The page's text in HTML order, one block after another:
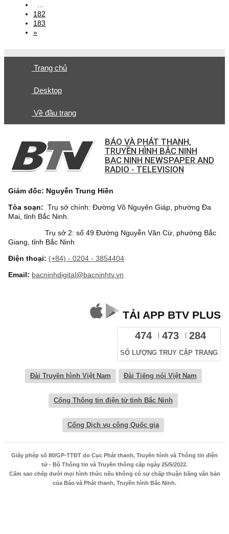
182
183
»
Trang chủ
Desktop
Về đầu trang
BÁO VÀ PHÁT THANH,
TRUYỀN HÌNH BẮC NINH
BAC NINH NEWSPAPER AND
RADIO - TELEVISION
Giám đốc: Nguyễn Trung Hiền
Tòa soạn: Trụ sở chính: Đường Võ Nguyên Giáp, phường Đa
Mai, tỉnh Bắc Ninh.
Trụ sở 2: số 49 Đường Nguyễn Văn Cừ, phường Bắc
Giang, tỉnh Bắc Ninh
Điện thoại: (+84) - 0204 - 3854404
Email: bacninhdigital@bacninhtv.vn
TẢI APP BTV PLUS
474 473 284
SỐ LƯỢNG TRUY CẬP TRANG
Đài Truyền hình Việt Nam Đài Tiếng nói Việt Nam
Cổng Thông tin điện tử tỉnh Bắc Ninh
Cổng Dịch vụ công Quốc gia
Giấy phép số 80/GP-TTĐT do Cục Phát thanh, Truyền hình và Thông tin điện
tử - Bộ Thông tin và Truyền thông cấp ngày 25/5/2022.
Cấm sao chép dưới mọi hình thức nếu không có sự chấp thuận bằng văn bản
của Báo và Phát thanh, Truyền hình Bắc Ninh.